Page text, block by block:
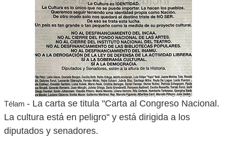
Télam - La carta se titula "Carta al Congreso Nacional.
La cultura está en peligro" y está dirigida a los
diputados y senadores.